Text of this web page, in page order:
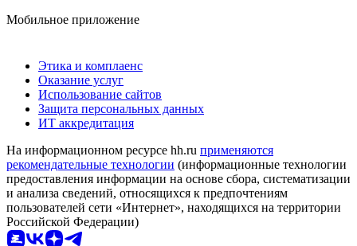
Мобильное приложение
Этика и комплаенс
Оказание услуг
Использование сайтов
Защита персональных данных
ИТ аккредитация
На информационном ресурсе hh.ru применяются
рекомендательные технологии (информационные технологии
предоставления информации на основе сбора, систематизации
и анализа сведений, относящихся к предпочтениям
пользователей сети «Интернет», находящихся на территории
Российской Федерации)